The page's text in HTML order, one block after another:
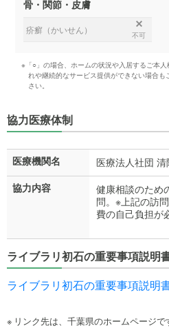
骨・関節・皮膚
疥癬（かいせん）
不可
※「○」の場合、ホームの状況や入居するご本
れや継続的なサービス提供ができない場合
さい。
協力医療体制
医療機関名 医療法人社団
協力内容
健康相談のため
問。※上記の訪
費の自己負担が
ライブラリ初石の重要事項説明
ライブラリ初石の重要事項説明
※ リンク先は、千葉県のホームページで